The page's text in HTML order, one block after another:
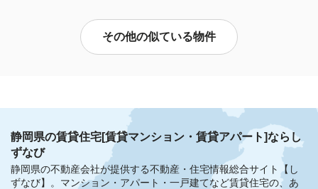
その他の似ている物件
静岡県の賃貸住宅[賃貸マンション・賃貸アパート]ならし
ずなび
静岡県の不動産会社が提供する不動産・住宅情報総合サイト【し
ずなび】。 マンション・アパート・一戸建てなど賃貸住宅の、あ